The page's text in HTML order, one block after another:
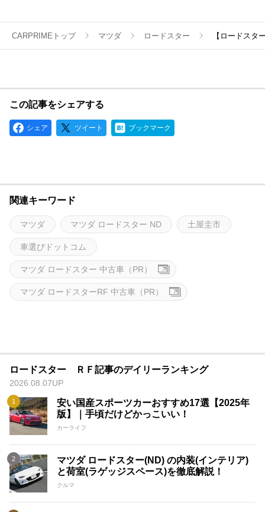
CARPRIMEトップ マツダ ロードスター 【ロードスタ
この記事をシェアする
シェア ツイート ブックマーク
関連キーワード
マツダ マツダ ロードスター ND 土屋圭市
車選びドットコム
マツダ ロードスター 中古車（PR）
マツダ ロードスターRF 中古車（PR）
ロードスター ＲＦ記事のデイリーランキング
2026.08.07UP
安い国産スポーツカーおすすめ17選【2025年
版】｜手頃だけどかっこいい！
カーライフ
マツダ ロードスター(ND) の内装(インテリア)
と荷室(ラゲッジスペース)を徹底解説！
クルマ